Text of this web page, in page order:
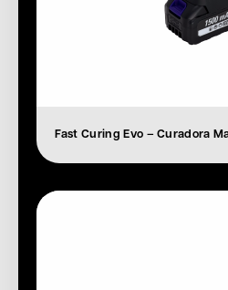
Fast Curing Evo – Curadora